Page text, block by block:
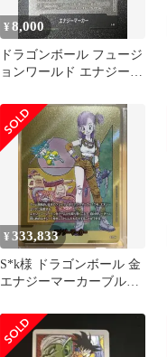
¥8,000
ドラゴンボール フュージ
ョンワールド エナジーマ
¥333,833
S*k様 ドラゴンボール 金
エナジーマーカーブル